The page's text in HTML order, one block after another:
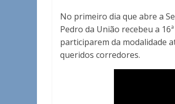
No primeiro dia que abre a
Pedro da União recebeu a
participarem da modalidade
queridos corredores.